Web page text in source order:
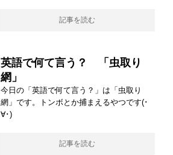
記事を読む
英語で何て言う？ 「虫取り
網」
今日の「英語で何て言う？」は「虫取り
網」です。トンボとか捕まえるやつです(･
∀･)
記事を読む